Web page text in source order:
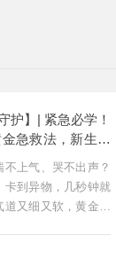
护】| 紧急必学！
急救法，新生儿
上气、哭不出声？
卡到异物，几秒钟就
道又细又软，黄金抢